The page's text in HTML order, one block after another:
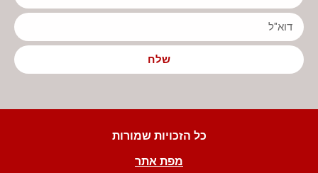
שלח
כל הזכויות שמורות
מפת אתר